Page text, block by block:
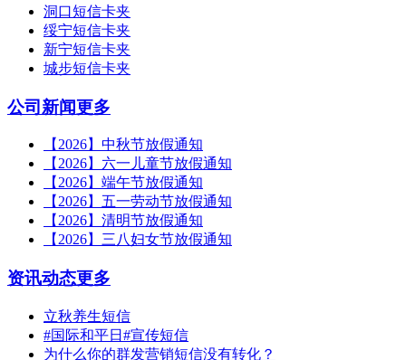
洞口短信卡夹
绥宁短信卡夹
新宁短信卡夹
城步短信卡夹
公司新闻更多
【2026】中秋节放假通知
【2026】六一儿童节放假通知
【2026】端午节放假通知
【2026】五一劳动节放假通知
【2026】清明节放假通知
【2026】三八妇女节放假通知
资讯动态更多
立秋养生短信
#国际和平日#宣传短信
为什么你的群发营销短信没有转化？